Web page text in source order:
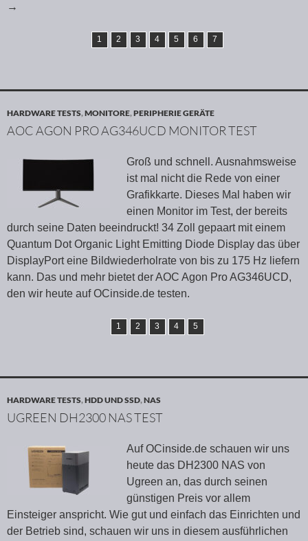
→
1 2 3 4 5 6 7
HARDWARE TESTS,MONITORE,PERIPHERIE GERÄTE
AOC AGON PRO AG346UCD MONITOR TEST
Groß und schnell. Ausnahmsweise
ist mal nicht die Rede von einer
Grafikkarte. Dieses Mal haben wir
einen Monitor im Test, der bereits
durch seine Daten beeindruckt! 34 Zoll gepaart mit einem
Quantum Dot Organic Light Emitting Diode Display das über
DisplayPort eine Bildwiederholrate von bis zu 175 Hz liefern
kann. Das und mehr bietet der AOC Agon Pro AG346UCD,
den wir heute auf OCinside.de testen.
1 2 3 4 5
HARDWARE TESTS,HDD UND SSD,NAS
UGREEN DH2300 NAS TEST
Auf OCinside.de schauen wir uns
heute das DH2300 NAS von
Ugreen an, das durch seinen
günstigen Preis vor allem
Einsteiger anspricht. Wie gut und einfach das Einrichten und
der Betrieb sind, schauen wir uns in diesem ausführlichen